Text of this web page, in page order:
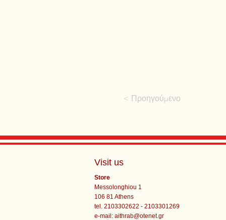
< Προηγούμενο
Visit us
Store
Messolonghiou 1
106 81 Athens
tel. 2103302622 - 2103301269
e-mail:aithrab@otenet.gr